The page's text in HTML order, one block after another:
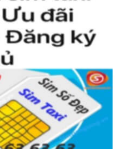
của bạn trong xã hội là như thế